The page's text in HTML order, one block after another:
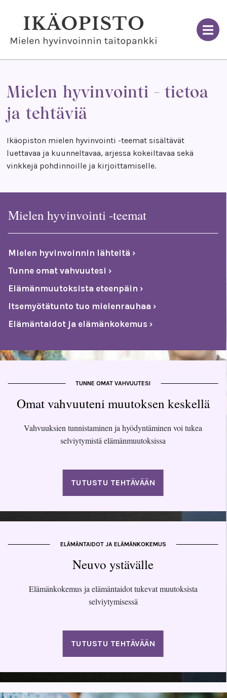
Mielen hyvinvointi - tietoa
ja tehtäviä
Ikäopiston mielen hyvinvointi -teemat sisältävät
luettavaa ja kuunneltavaa, arjessa kokeiltavaa sekä
vinkkejä pohdinnoille ja kirjoittamiselle.
Mielen hyvinvointi -teemat
Mielen hyvinvoinnin lähteitä ›
Tunne omat vahvuutesi ›
Elämänmuutoksista eteenpäin ›
Itsemyötätunto tuo mielenrauhaa ›
Elämäntaidot ja elämänkokemus ›
TUNNE OMAT VAHVUUTESI
Omat vahvuuteni muutoksen keskellä
Vahvuuksien tunnistaminen ja hyödyntäminen voi tukea
selviytymistä elämänmuutoksissa
TUTUSTU TEHTÄVÄÄN
ELÄMÄNTAIDOT JA ELÄMÄNKOKEMUS
Neuvo ystävälle
Elämänkokemus ja elämäntaidot tukevat muutoksista
selviytymisessä
TUTUSTU TEHTÄVÄÄN